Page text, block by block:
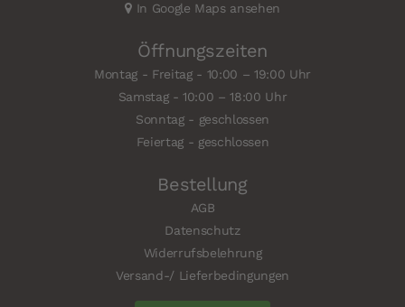
In Google Maps ansehen
Öffnungszeiten
Montag - Freitag - 10:00 – 19:00 Uhr
Samstag - 10:00 – 18:00 Uhr
Sonntag - geschlossen
Feiertag - geschlossen
Bestellung
AGB
Datenschutz
Widerrufsbelehrung
Versand-/ Lieferbedingungen